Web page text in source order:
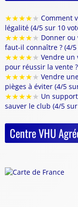
★★★★★ Comment
légalité (4/5 sur 10
★★★★★ Donner
faut-il connaître ? (4/
★★★★★ Vendre un
pour réussir la vente
★★★★★ Vendre
pièges à éviter (4/5
★★★★★ Un
sauver le club (4/5
Centre VHU